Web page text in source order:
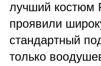
лучший костюм
проявили
стандартный
только